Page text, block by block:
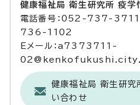
健康福祉局 衛生研究所 疫学
電話番号：052-737-3711
736-1102
Eメール：a7373711-
健康福祉局 衛生研究
い合わせ